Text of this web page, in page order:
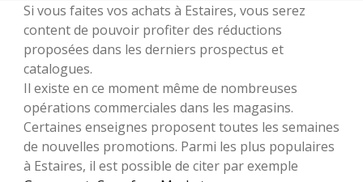
Si vous faites vos achats à Estaires, vous serez
content de pouvoir profiter des réductions
proposées dans les derniers prospectus et
catalogues.
Il existe en ce moment même de nombreuses
opérations commerciales dans les magasins.
Certaines enseignes proposent toutes les semaines
de nouvelles promotions. Parmi les plus populaires
à Estaires, il est possible de citer par exemple